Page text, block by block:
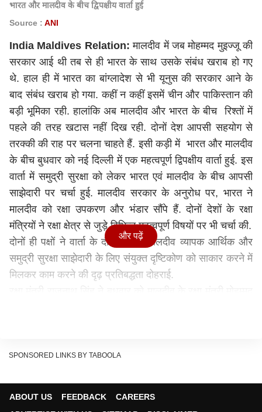
भारत और मालदीव के बीच द्विपक्षीय वार्ता हुई
Source : ANI
India Maldives Relation:मालदीव में जब मोहम्मद मुइज्जू की
सरकार आई थी तब से ही भारत के साथ उसके संबंध खराब हो गए
थे. हाल ही में भारत का बांग्लादेश से भी यूनुस की सरकार आने के
बाद संबंध खराब हो गया. कहीं न कहीं इसमें चीन और पाकिस्तान की
बड़ी भूमिका रही. हालांकि अब मालदीव और भारत के बीच रिश्तों में
पहले की तरह खटास नहीं दिख रही. दोनों देश आपसी सहयोग से
तरक्की की राह पर चलना चाहते हैं. इसी कड़ी में भारत और मालदीव
के बीच बुधवार को नई दिल्ली में एक महत्वपूर्ण द्विपक्षीय वार्ता हुई. इस
वार्ता में समुद्री सुरक्षा को लेकर भारत एवं मालदीव के बीच आपसी
साझेदारी पर चर्चा हुई. मालदीव सरकार के अनुरोध पर, भारत ने
मालदीव को रक्षा उपकरण और भंडार सौंपे हैं. दोनों देशों के रक्षा
मंत्रियों ने रक्षा क्षेत्र से जुड़े विभिन्न महत्वपूर्ण विषयों पर भी चर्चा की.
दोनों ही पक्षों ने वार्ता के दौरान भारत-मालदीव व्यापक आर्थिक और
समुद्री सुरक्षा साझेदारी के लिए संयुक्त दृष्टिकोण को साकार करने में
मिलकर काम करने की दृढ़ प्रतिबद्धता दोहराई.
अनुसार और रक्षा तैयारियों के लिए क्षमता वृद्धि में मालदीव को समर्थन
और पढ़ें
SPONSORED LINKS BY TABOOLA
ABOUT US FEEDBACK
CAREERS